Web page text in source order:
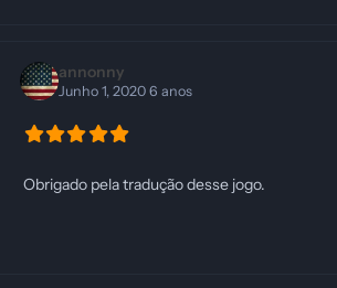
annonny
Junho 1, 20206 anos
Obrigado pela tradução desse jogo.